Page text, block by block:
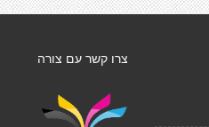
צרו קשר עם צורה